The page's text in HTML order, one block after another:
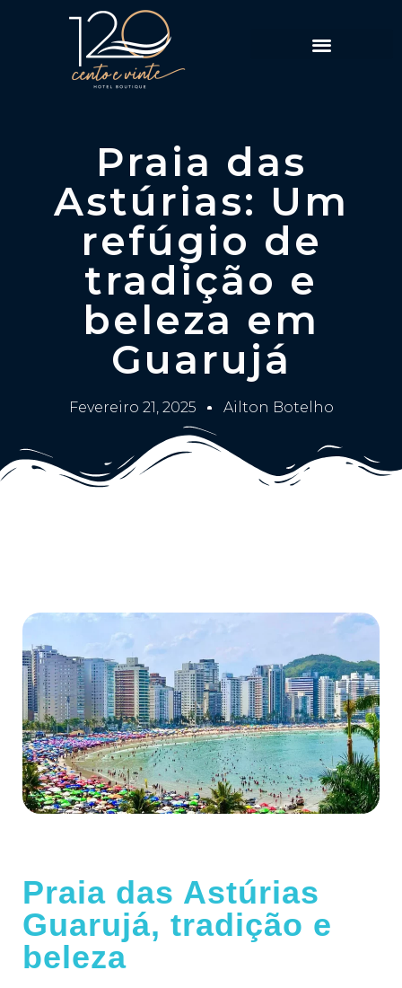
Praia das
Astúrias: Um
refúgio de
tradição e
beleza em
Guarujá
Fevereiro 21, 2025 Ailton Botelho
Praia das Astúrias
Guarujá, tradição e
beleza